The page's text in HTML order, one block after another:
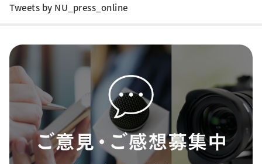
Tweets by NU_press_online